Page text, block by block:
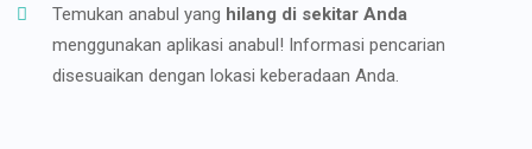
Temukan anabul yang hilang di sekitar Anda
menggunakan aplikasi anabul! Informasi pencarian
disesuaikan dengan lokasi keberadaan Anda.